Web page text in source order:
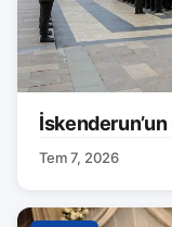
İskenderun’un
Tem 7, 2026